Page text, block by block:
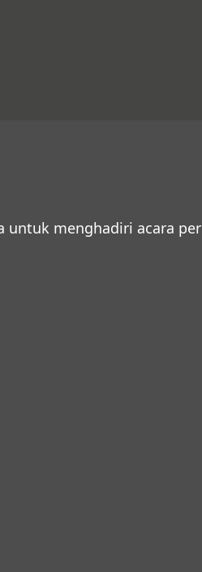
untuk menghadiri acara